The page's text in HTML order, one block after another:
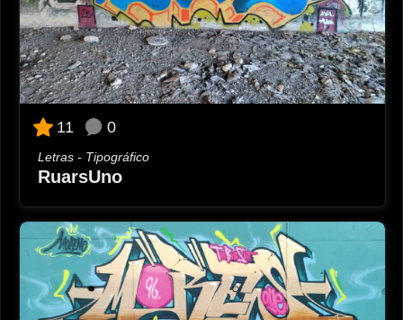
11 0
Letras - Tipográfico
RuarsUno